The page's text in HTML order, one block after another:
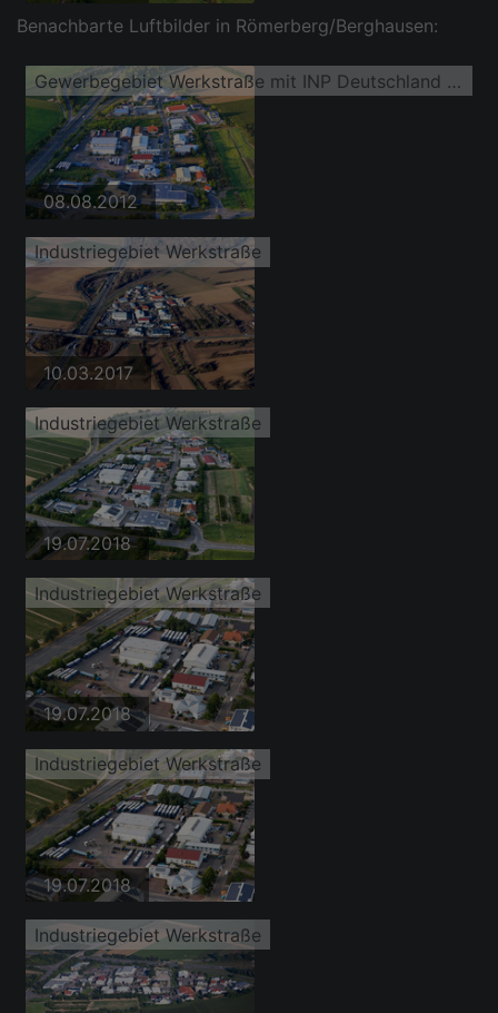
Benachbarte Luftbilder in Römerberg/Berghausen:
Gewerbegebiet Werkstraße mit INP Deutschland GmbH
08.08.2012
Industriegebiet Werkstraße
10.03.2017
Industriegebiet Werkstraße
19.07.2018
Industriegebiet Werkstraße
19.07.2018
Industriegebiet Werkstraße
19.07.2018
Industriegebiet Werkstraße